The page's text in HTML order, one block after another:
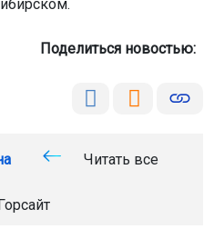
Поделиться новостью:
Читать все